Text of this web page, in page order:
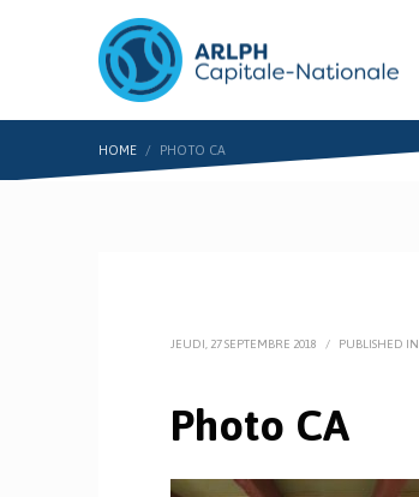
HOME PHOTO CA
JEUDI, 27 SEPTEMBRE 2018 / PUBLISHED IN
Photo CA